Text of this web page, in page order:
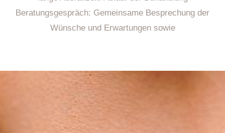
Beratungsgespräch: Gemeinsame Besprechung der
Wünsche und Erwartungen sowie